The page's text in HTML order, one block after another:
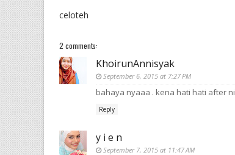
celoteh
2 comments:
KhoirunAnnisyak
September 6, 2015 at 7:27 PM
bahaya nyaaa . kena hati hati after ni
Reply
y i e n
September 7, 2015 at 11:47 AM